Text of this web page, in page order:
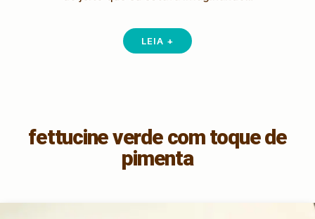
LEIA +
fettucine verde com toque de
pimenta